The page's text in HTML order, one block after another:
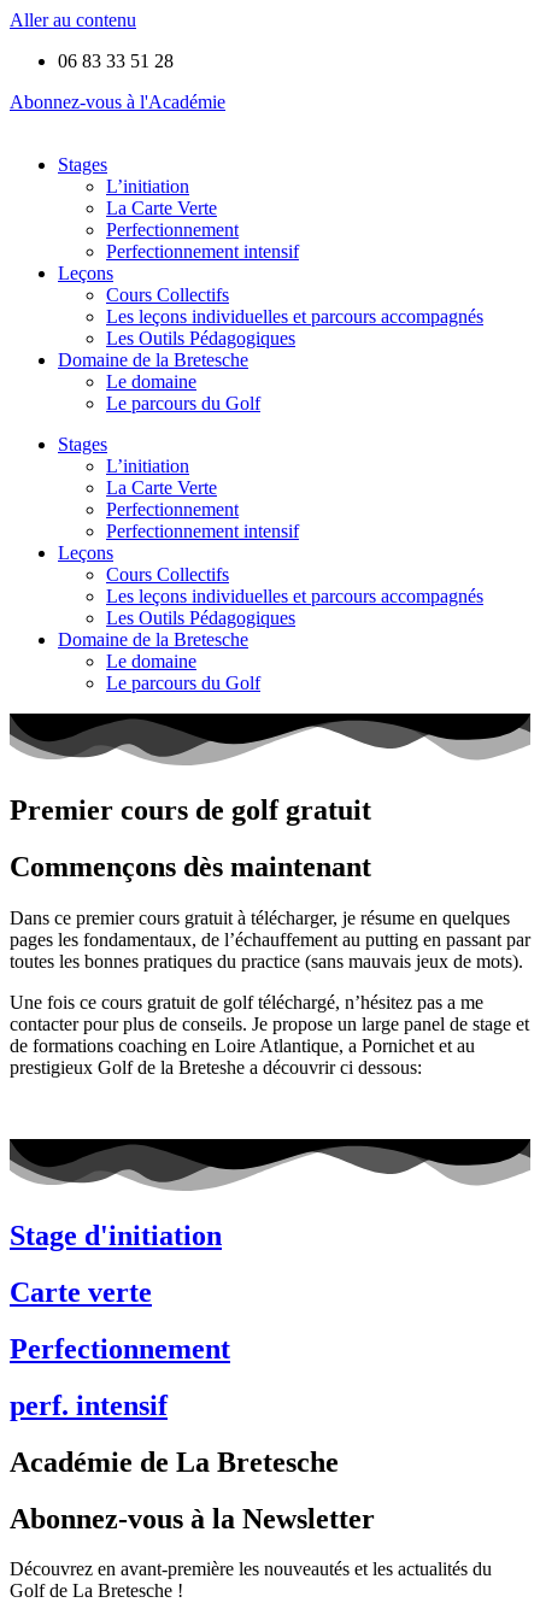
Aller au contenu
06 83 33 51 28
Abonnez-vous à l'Académie
Stages
L’initiation
La Carte Verte
Perfectionnement
Perfectionnement intensif
Leçons
Cours Collectifs
Les leçons individuelles et parcours accompagnés
Les Outils Pédagogiques
Domaine de la Bretesche
Le domaine
Le parcours du Golf
Stages
L’initiation
La Carte Verte
Perfectionnement
Perfectionnement intensif
Leçons
Cours Collectifs
Les leçons individuelles et parcours accompagnés
Les Outils Pédagogiques
Domaine de la Bretesche
Le domaine
Le parcours du Golf
Premier cours de golf gratuit
Commençons dès maintenant
Dans ce premier cours gratuit à télécharger, je résume en quelques
pages les fondamentaux, de l’échauffement au putting en passant par
toutes les bonnes pratiques du practice (sans mauvais jeux de mots).
Une fois ce cours gratuit de golf téléchargé, n’hésitez pas a me
contacter pour plus de conseils. Je propose un large panel de stage et
de formations coaching en Loire Atlantique, a Pornichet et au
prestigieux Golf de la Breteshe a découvrir ci dessous:
Stage d'initiation
Carte verte
Perfectionnement
perf. intensif
Académie de La Bretesche
Abonnez-vous à la Newsletter
Découvrez en avant-première les nouveautés et les actualités du
Golf de La Bretesche !